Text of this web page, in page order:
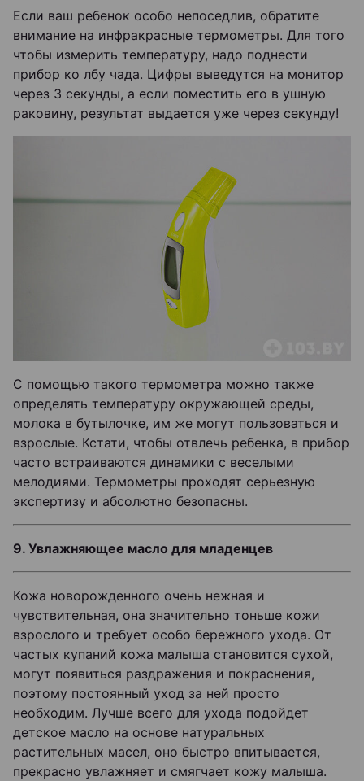
Если ваш ребенок особо непоседлив, обратите
внимание на инфракрасные термометры. Для того
чтобы измерить температуру, надо поднести
прибор ко лбу чада. Цифры выведутся на монитор
через 3 секунды, а если поместить его в ушную
раковину, результат выдается уже через секунду!
С помощью такого термометра можно также
определять температуру окружающей среды,
молока в бутылочке, им же могут пользоваться и
взрослые. Кстати, чтобы отвлечь ребенка, в прибор
часто встраиваются динамики с веселыми
мелодиями. Термометры проходят серьезную
экспертизу и абсолютно безопасны.
9. Увлажняющее масло для младенцев
Кожа новорожденного очень нежная и
чувствительная, она значительно тоньше кожи
взрослого и требует особо бережного ухода. От
частых купаний кожа малыша становится сухой,
могут появиться раздражения и покраснения,
поэтому постоянный уход за ней просто
необходим. Лучше всего для ухода подойдет
детское масло на основе натуральных
растительных масел, оно быстро впитывается,
прекрасно увлажняет и смягчает кожу малыша.